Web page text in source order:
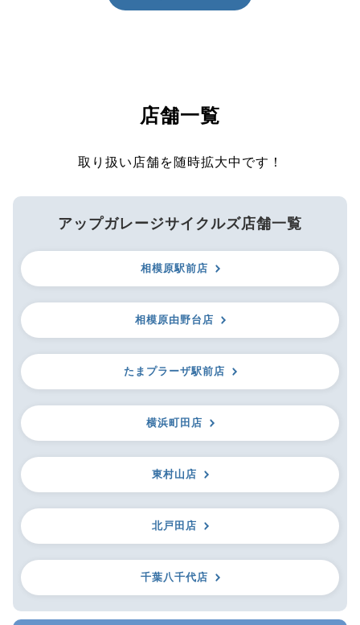
店舗一覧
取り扱い店舗を随時拡大中です！
アップガレージサイクルズ店舗一覧
相模原駅前店
相模原由野台店
たまプラーザ駅前店
横浜町田店
東村山店
北戸田店
千葉八千代店